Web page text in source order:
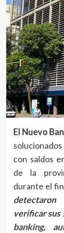
El Nuevo
con saldos
de la
durante el
verificar sus
banking,